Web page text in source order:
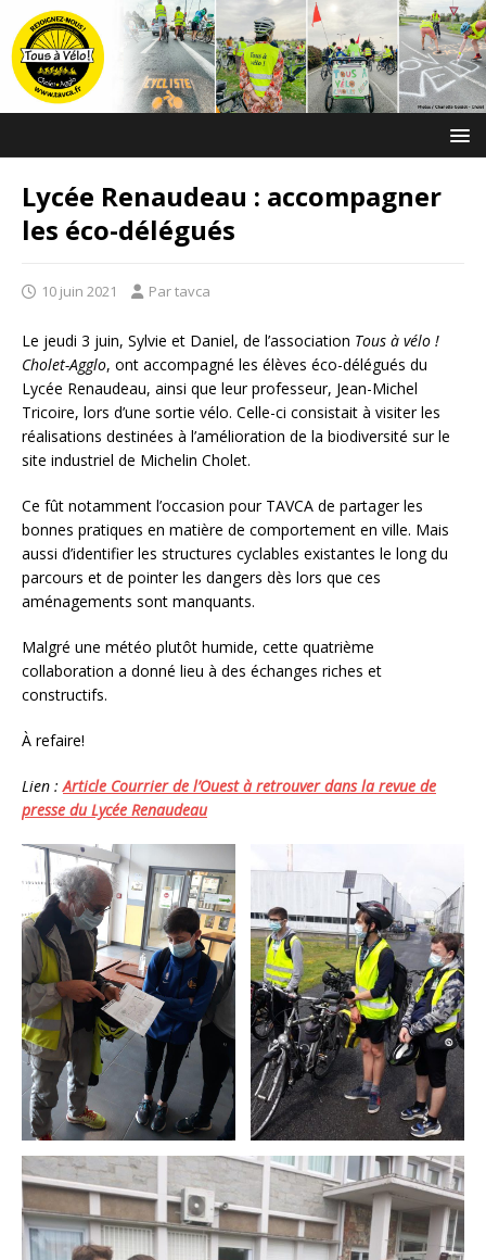
Lycée Renaudeau : accompagner
les éco-délégués
10 juin 2021 Par tavca
Le jeudi 3 juin, Sylvie et Daniel, de l’association Tous à vélo !
Cholet-Agglo, ont accompagné les élèves éco-délégués du
Lycée Renaudeau, ainsi que leur professeur, Jean-Michel
Tricoire, lors d’une sortie vélo. Celle-ci consistait à visiter les
réalisations destinées à l’amélioration de la biodiversité sur le
site industriel de Michelin Cholet.
Ce fût notamment l’occasion pour TAVCA de partager les
bonnes pratiques en matière de comportement en ville. Mais
aussi d’identifier les structures cyclables existantes le long du
parcours et de pointer les dangers dès lors que ces
aménagements sont manquants.
Malgré une météo plutôt humide, cette quatrième
collaboration a donné lieu à des échanges riches et
constructifs.
À refaire!
Lien :Article Courrier de l’Ouest à retrouver dans la revue de
presse du Lycée Renaudeau